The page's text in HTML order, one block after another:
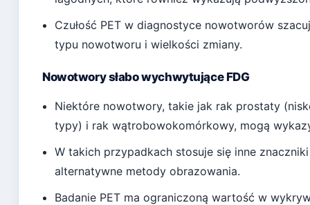
Czułość PET w diagnostyce nowotworów
typu nowotworu i wielkości zmiany.
Nowotwory słabo wychwytujące FDG
Niektóre nowotwory, takie jak rak prostaty
typy) i rak wątrobowokomórkowy, mogą
W takich przypadkach stosuje się inne
alternatywne metody obrazowania.
Badanie PET ma ograniczoną wartość w